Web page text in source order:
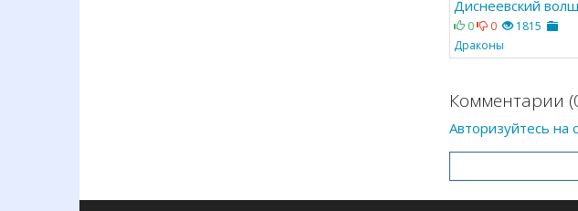
0 0
1815
Драконы
Комментарии
Авторизуйтесь на